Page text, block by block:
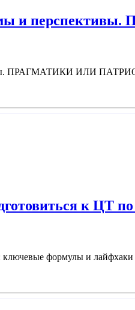
и
ПРАГМАТИКИ ИЛИ
к ЦТ
ключевые формулы и лайфхаки